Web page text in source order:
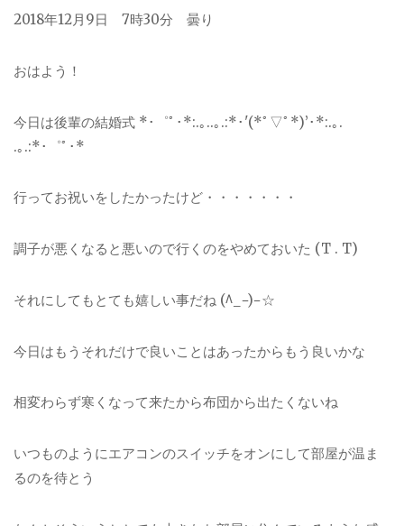
2018年12月9日 7時30分 曇り
おはよう！
今日は後輩の結婚式 *･゜ﾟ･*:.｡..｡.:*･'(*ﾟ▽ﾟ*)’･*:.｡.
.｡.:*･゜ﾟ･*
行ってお祝いをしたかったけど・・・・・・・
調子が悪くなると悪いので行くのをやめておいた (T . T)
それにしてもとても嬉しい事だね (^_−)−☆
今日はもうそれだけで良いことはあったからもう良いかな
相変わらず寒くなって来たから布団から出たくないね
いつものようにエアコンのスイッチをオンにして部屋が温ま
るのを待とう